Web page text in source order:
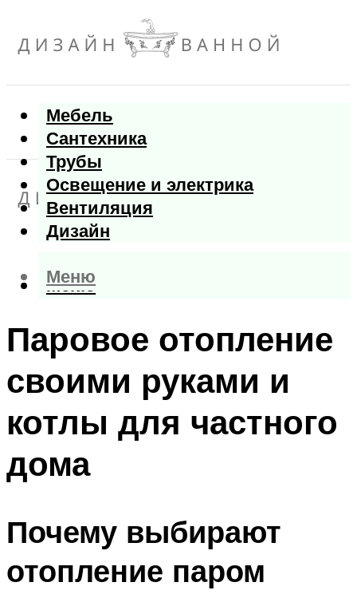
Мебель
Сантехника
Трубы
Освещение и электрика
Вентиляция
Дизайн
Меню
Меню
Паровое отопление
своими руками и
котлы для частного
дома
Почему выбирают
отопление паром